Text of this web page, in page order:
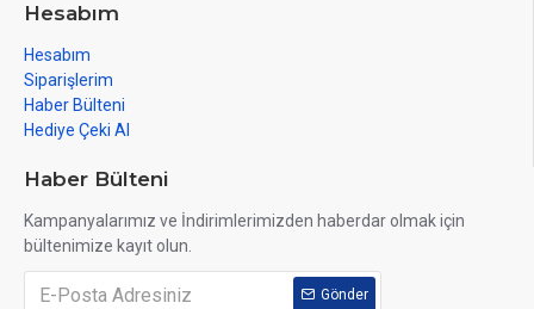
Hesabım
Hesabım
Siparişlerim
Haber Bülteni
Hediye Çeki Al
Haber Bülteni
Kampanyalarımız ve İndirimlerimizden haberdar olmak için
bültenimize kayıt olun.
Gönder